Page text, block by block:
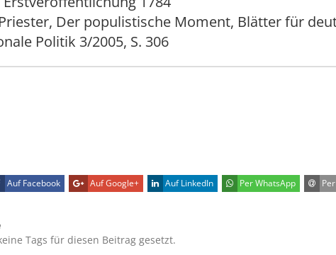
Der populistische Moment, Blätter für
Politik 3/2005, S. 306
Auf Facebook Auf Google+ Auf LinkedIn Per WhatsApp
Tags für diesen Beitrag gesetzt.